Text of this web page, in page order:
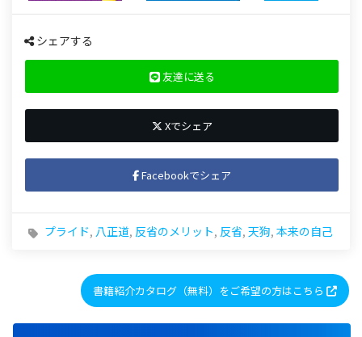
シェアする
友達に送る
Xでシェア
Facebookでシェア
プライド, 八正道, 反省のメリット, 反省, 天狗, 本来の自己
書籍紹介カタログ（無料）をご希望の方はこちら